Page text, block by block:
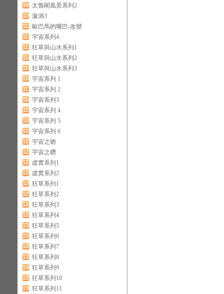
109 太魯閣風景系列2
110 漩渦3
111 歐巴馬的嘴巴-改變
112 宇宙系列4
113 狂草與山水系列1
114 狂草與山水系列2
115 狂草與山水系列3
116 宇宙系列 1
117 宇宙系列 2
118 宇宙系列3
119 宇宙系列 4
120 宇宙系列 5
121 宇宙系列 6
122 宇宙之吻
123 宇宙之鑽
124 虛實系列1
125 虛實系列2
126 狂草系列1
127 狂草系列2
128 狂草系列3
129 狂草系列4
130 狂草系列5
131 狂草系列6
132 狂草系列7
133 狂草系列8
134 狂草系列9
135 狂草系列10
136 狂草系列11